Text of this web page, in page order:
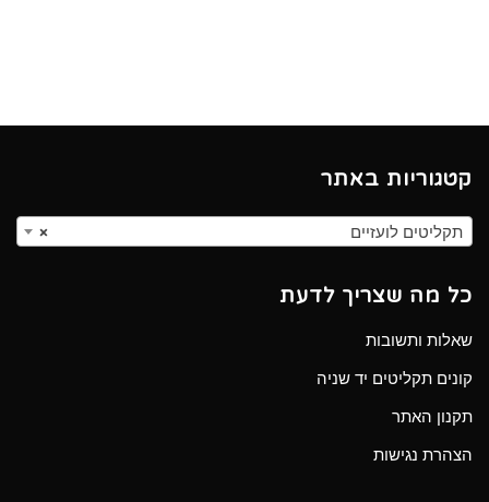
קטגוריות באתר
× תקליטים לועזיים
כל מה שצריך לדעת
שאלות ותשובות
קונים תקליטים יד שניה
תקנון האתר
הצהרת נגישות